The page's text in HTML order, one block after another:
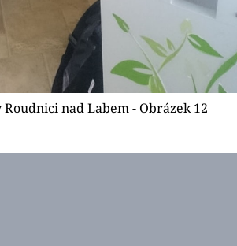
nad Labem - Obrázek 12